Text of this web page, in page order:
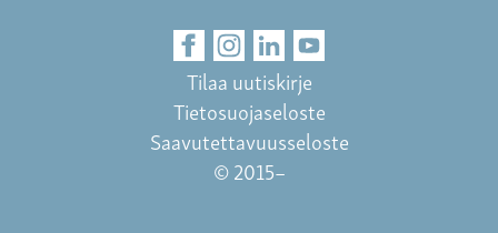
Tilaa uutiskirje
Tietosuojaseloste
Saavutettavuusseloste
© 2015–